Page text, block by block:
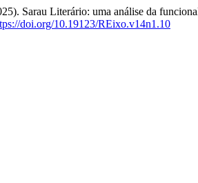
Sarau Literário: uma análise da
doi.org/10.19123/REixo.v14n1.10